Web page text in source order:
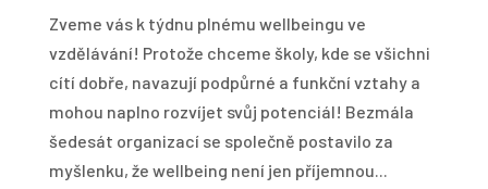
Zveme vás k týdnu plnému wellbeingu ve
vzdělávání! Protože chceme školy, kde se všichni
cítí dobře, navazují podpůrné a funkční vztahy a
mohou naplno rozvíjet svůj potenciál! Bezmála
šedesát organizací se společně postavilo za
myšlenku, že wellbeing není jen příjemnou...